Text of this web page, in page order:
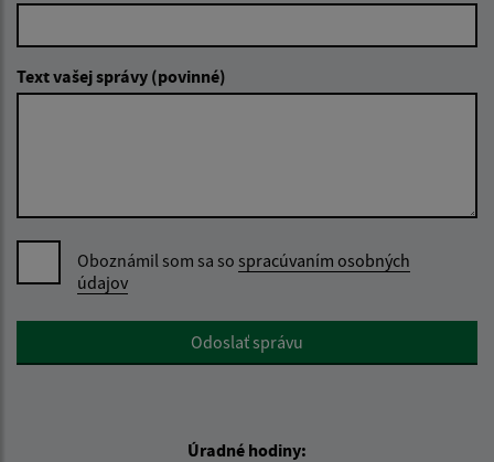
Text vašej správy (povinné)
Oboznámil som sa so spracúvaním osobných
údajov
Google reCaptcha ResponseOdoslať správu
Úradné hodiny: